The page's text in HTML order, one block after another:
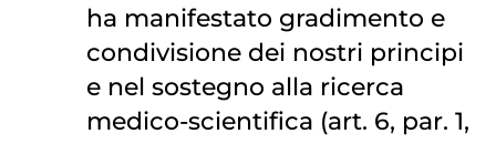
ha manifestato gradimento e
condivisione dei nostri principi
e nel sostegno alla ricerca
medico-scientifica (art. 6, par. 1,